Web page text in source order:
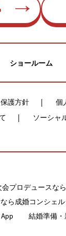
ショールーム
護方針 個
ソーシャ
プロデュースな
ら成婚コンシェ
結婚準備